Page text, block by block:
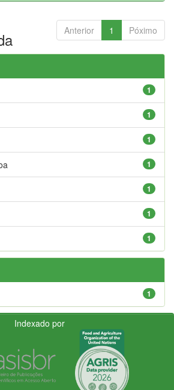
Anterior 1 Póximo
1
1
1
1
1
1
1
1
Indexado por